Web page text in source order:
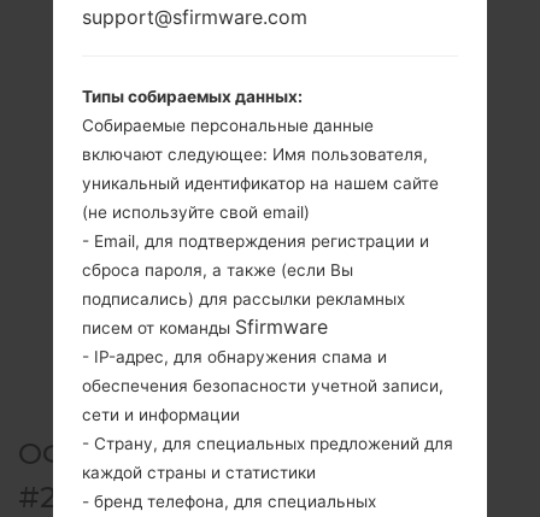
ОФИЦИАЛЬНАЯ ПРОШИВКА
#208923 ДЛЯ SM-N986B -
support@sfirmware.com
Типы собираемых данных:
Собираемые персональные данные
включают следующее: Имя пользователя,
уникальный идентификатор на нашем сайте
(не используйте свой email)
- Email, для подтверждения регистрации и
сброса пароля, а также (если Вы
подписались) для рассылки рекламных
писем от команды Sfirmware
- IP-адрес, для обнаружения спама и
обеспечения безопасности учетной записи,
сети и информации
- Страну, для специальных предложений для
каждой страны и статистики
- бренд телефона, для специальных